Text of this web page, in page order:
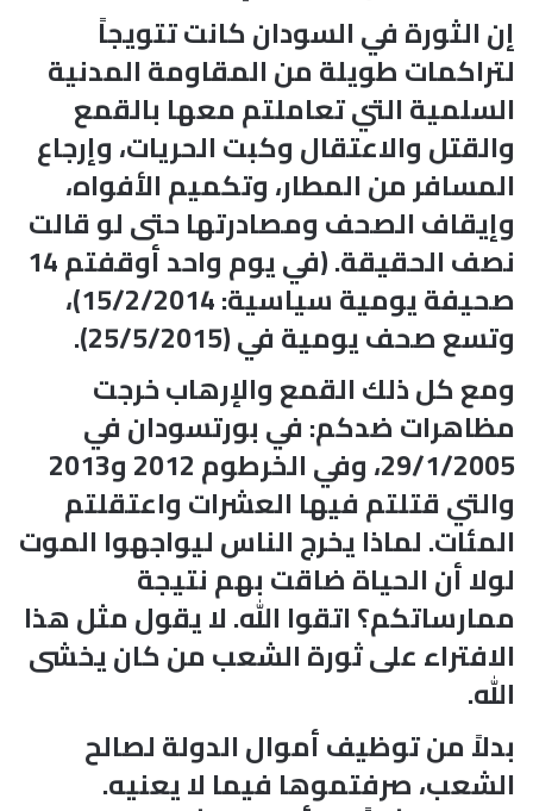
إن الثورة في السودان كانت تتويجاً
لتراكمات طويلة من المقاومة المدنية
السلمية التي تعاملتم معها بالقمع
والقتل والاعتقال وكبت الحريات، وإرجاع
المسافر من المطار، وتكميم الأفواه،
وإيقاف الصحف ومصادرتها حتى لو قالت
نصف الحقيقة. (في يوم واحد أوقفتم 14
صحيفة يومية سياسية: 15/2/2014)،
وتسع صحف يومية في (25/5/2015).
ومع كل ذلك القمع والإرهاب خرجت
مظاهرات ضدكم: في بورتسودان في
29/1/2005، وفي الخرطوم 2012 و2013
والتي قتلتم فيها العشرات واعتقلتم
المئات. لماذا يخرج الناس ليواجهوا الموت
لولا أن الحياة ضاقت بهم نتيجة
ممارساتكم؟ اتقوا الله. لا يقول مثل هذا
الافتراء على ثورة الشعب من كان يخشى
الله.
بدلاً من توظيف أموال الدولة لصالح
الشعب، صرفتموها فيما لا يعنيه.